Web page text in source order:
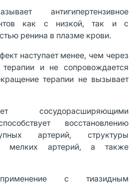
антигипертензивное
как с низкой, так и с
ренина в плазме крови.
наступает менее, чем через
и не сопровождается
терапии не вызывает
сосудорасширяющими
восстановлению
артерий, структуры
мелких артерий, а также
с тиазидным